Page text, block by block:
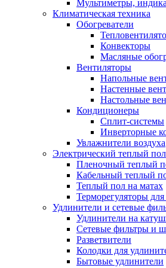
Мультиметры,
Климатическая техника
Обогреватели
Конвекторы
Масляные
Вентиляторы
Напольные
Настенные
Настольные
Кондиционеры
Сплит-системы
Инверторные
Увлажнители воздуха
Электрический теплый пол
Пленочный теплый
Кабельный теплый
Теплый пол на матах
Терморегуляторы
Удлинители и сетевые
Удлинители на
Сетевые фильтры и
Разветвители
Колодки для
Бытовые удлинители